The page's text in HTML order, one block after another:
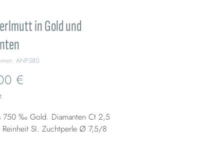
in Gold und
ANP380
€
750 ‰ Gold. Diamanten Ct 2,5
Reinheit SI. Zuchtperle Ø 7,5/8